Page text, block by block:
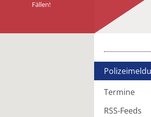
Fällen!
Termine
RSS-Feeds
Artikel weiterleiten